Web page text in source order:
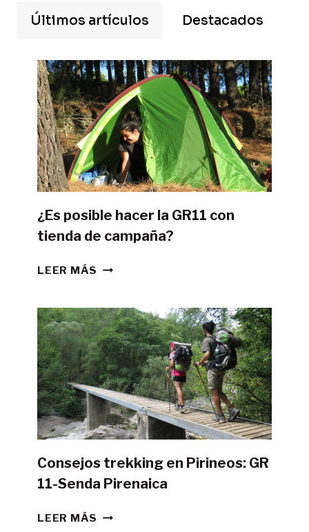
Últimos artículos Destacados
¿Es posible hacer la GR11 con
tienda de campaña?
LEER MÁS ¿ES
LA
GR11
CON
TIENDA
DE
CAMPAÑA?
Consejos trekking en Pirineos: GR
11-Senda Pirenaica
LEER MÁS CONSEJOS